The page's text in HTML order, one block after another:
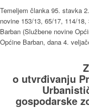
Temeljem članka 95. stavka
novine 153/13, 65/17, 114/
Barban (Službene novine
Općine Barban, dana 4.
o utvrđivanju
gospodarske